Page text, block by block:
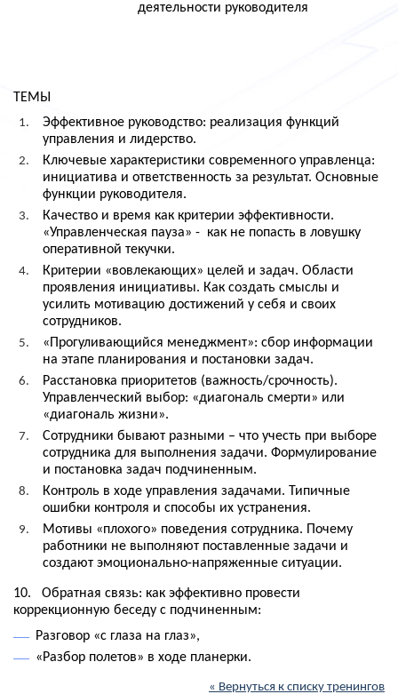
деятельности руководителя
ТЕМЫ
Эффективное руководство: реализация функций
управления и лидерство.
Ключевые характеристики современного управленца:
инициатива и ответственность за результат. Основные
функции руководителя.
Качество и время как критерии эффективности.
«Управленческая пауза» - как не попасть в ловушку
оперативной текучки.
Критерии «вовлекающих» целей и задач. Области
проявления инициативы. Как создать смыслы и
усилить мотивацию достижений у себя и своих
сотрудников.
«Прогуливающийся менеджмент»: сбор информации
на этапе планирования и постановки задач.
Расстановка приоритетов (важность/срочность).
Управленческий выбор: «диагональ смерти» или
«диагональ жизни».
Сотрудники бывают разными – что учесть при выборе
сотрудника для выполнения задачи. Формулирование
и постановка задач подчиненным.
Контроль в ходе управления задачами. Типичные
ошибки контроля и способы их устранения.
Мотивы «плохого» поведения сотрудника. Почему
работники не выполняют поставленные задачи и
создают эмоционально-напряженные ситуации.
10. Обратная связь: как эффективно провести
коррекционную беседу с подчиненным:
Разговор «с глаза на глаз»,
«Разбор полетов» в ходе планерки.
« Вернуться к списку тренингов